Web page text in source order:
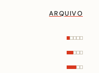
ARQUIVO